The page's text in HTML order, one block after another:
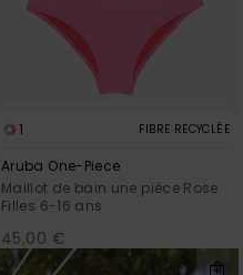
1 FIBRE RECYCLÉE
Aruba One-Piece
Maillot de bain une pièce Rose
Filles 6-16 ans
45,00 €